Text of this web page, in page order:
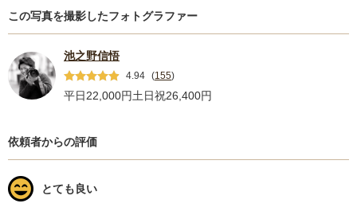
この写真を撮影したフォトグラファー
池之野信悟
4.94 (155)
平日22,000円土日祝26,400円
依頼者からの評価
とても良い